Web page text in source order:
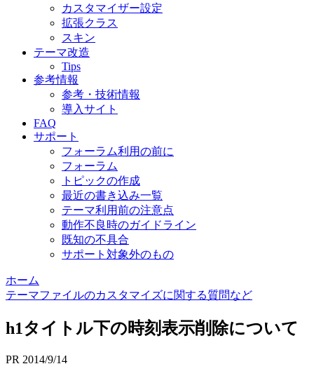
カスタマイザー設定
拡張クラス
スキン
テーマ改造
Tips
参考情報
参考・技術情報
導入サイト
FAQ
サポート
フォーラム利用の前に
フォーラム
トピックの作成
最近の書き込み一覧
テーマ利用前の注意点
動作不良時のガイドライン
既知の不具合
サポート対象外のもの
ホーム
テーマファイルのカスタマイズに関する質問など
h1タイトル下の時刻表示削除について
PR 2014/9/14